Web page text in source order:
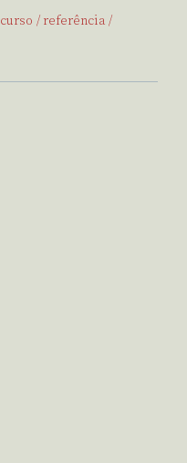
curso
referência